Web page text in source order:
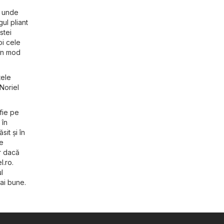
pliant
cele
mod
pe
și în
dacă
.
bune.